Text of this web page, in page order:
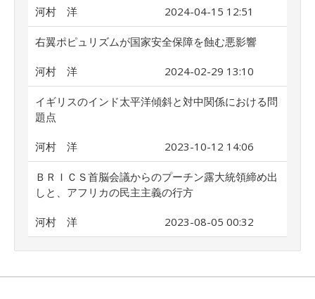
河村 洋 2024-04-15 12:51
右翼ポピュリズムが国家安全保障を蝕む悪影響
河村 洋 2024-02-29 13:10
イギリスのインド太平洋傾斜と対中関係における問
題点
河村 洋 2023-10-12 14:06
ＢＲＩＣＳ首脳会議からのプーチン露大統領締め出
しと、アフリカの民主主義の行方
河村 洋 2023-08-05 00:32